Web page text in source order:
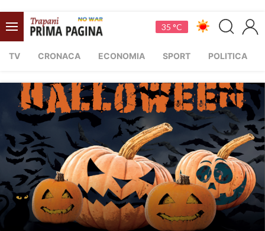
35 °C
TV CRONACA ECONOMIA SPORT POLITICA